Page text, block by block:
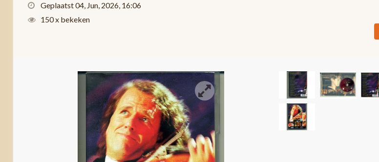
Geplaatst 04, Jun, 2026, 16:06
150 x bekeken